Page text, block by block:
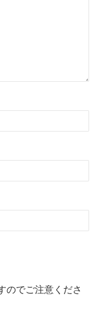
のでご注意くださ